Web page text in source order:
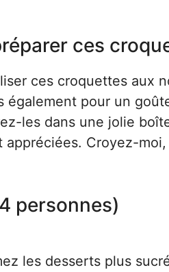
ces
ces croquettes aux
également pour un
les dans une jolie
Croyez-
personnes)
les desserts plus